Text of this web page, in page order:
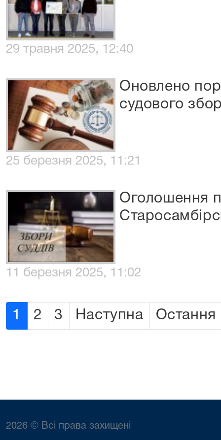
29 травня 2025, 12:40
Оновлено
судового
25 березня 2025, 11:21
Оголошення
11 березня 2025, 11:02
1 2 3 Наступна Остання
2026 © Всі права захищені